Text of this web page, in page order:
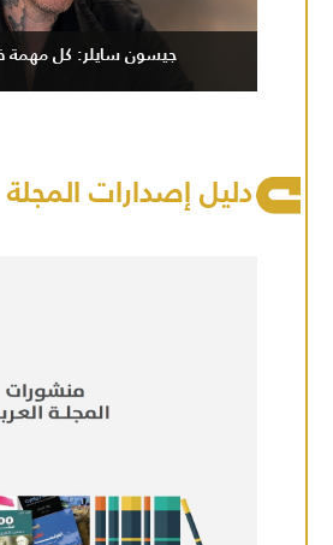
جيسون سايلر: كل مهمة
دليل إصدارات المجلة